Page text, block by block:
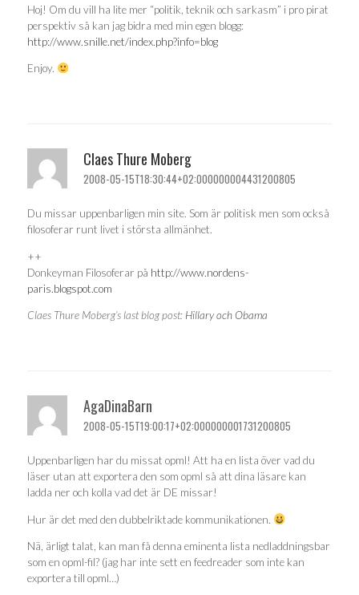
Hoj! Om du vill ha lite mer “politik, teknik och sarkasm” i pro pirat
perspektiv så kan jag bidra med min egen blogg:
http://www.snille.net/index.php?info=blog
Enjoy.
Claes Thure Moberg
2008-05-15T18:30:44+02:000000004431200805
Du missar uppenbarligen min site. Som är politisk men som också
filosoferar runt livet i största allmänhet.
++
Donkeyman Filosoferar på http://www.nordens-
paris.blogspot.com
Claes Thure Moberg’s last blog post: Hillary och Obama
AgaDinaBarn
2008-05-15T19:00:17+02:000000001731200805
Uppenbarligen har du missat opml! Att ha en lista över vad du
läser utan att exportera den som opml så att dina läsare kan
ladda ner och kolla vad det är DE missar!
Hur är det med den dubbelriktade kommunikationen.
Nä, ärligt talat, kan man få denna eminenta lista nedladdningsbar
som en opml-fil? (jag har inte sett en feedreader som inte kan
exportera till opml…)